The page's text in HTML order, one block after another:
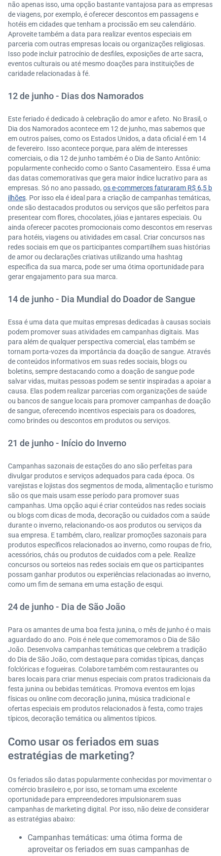
não apenas isso, uma opção bastante vantajosa para as empresas
de viagens, por exemplo, é oferecer descontos em passagens e
hotéis em cidades que tenham a procissão em seu calendário.
Aproveite também a data para realizar eventos especiais em
parceria com outras empresas locais ou organizações religiosas.
Isso pode incluir patrocínio de desfiles, exposições de arte sacra,
eventos culturais ou até mesmo doações para instituições de
caridade relacionadas à fé.
12 de junho - Dias dos Namorados
Este feriado é dedicado à celebração do amor e afeto. No Brasil, o
Dia dos Namorados acontece em 12 de junho, mas sabemos que
em outros países, como os Estados Unidos, a data oficial é em 14
de fevereiro. Isso acontece porque, para além de interesses
comerciais, o dia 12 de junho também é o Dia de Santo Antônio:
popularmente conhecido como o Santo Casamenteiro. Essa é uma
das datas comemorativas que gera maior índice lucrativo para as
empresas. Só no ano passado, ose-commercesfaturaram R$ 6,5 b
ilhões. Por isso ela é ideal para a criação de campanhas temáticas,
onde são destacados produtos ou serviços que são perfeitos para
presentear com flores, chocolates, jóias e jantares especiais. Ou
ainda oferecer pacotes promocionais como descontos em reservas
para hotéis, viagens ou atividades em casal. Criar concursos nas
redes sociais em que os participantes compartilhem suas histórias
de amor ou declarações criativas utilizando uma hashtag
específica da sua marca, pode ser uma ótima oportunidade para
gerar engajamento para sua marca.
14 de junho - Dia Mundial do Doador de Sangue
Essa é uma data que muitas empresas dedicadas à causas sociais
podem promover suas atividades em campanhas digitais. Mas
para além de qualquer perspectiva comercial, elas também se
tornam porta-vozes da importância da doação de sangue. Através
de conteúdos informativos em suas redes sociais, blogs ou
boletins, sempre destacando como a doação de sangue pode
salvar vidas, muitas pessoas podem se sentir inspiradas a apoiar a
causa. Elas podem realizar parcerias com organizações de saúde
ou bancos de sangue locais para promover campanhas de doação
de sangue, oferecendo incentivos especiais para os doadores,
como brindes ou descontos em produtos ou serviços.
21 de junho - Início do Inverno
Campanhas sazonais de estações do ano são perfeitas para
divulgar produtos e serviços adequados para cada época. Os
varejistas e lojistas dos segmentos de moda, alimentação e turismo
são os que mais usam esse período para promover suas
campanhas. Uma opção aqui é criar conteúdos nas redes sociais
ou blogs com dicas de moda, decoração ou cuidados com a saúde
durante o inverno, relacionando-os aos produtos ou serviços da
sua empresa. E também, claro, realizar promoções sazonais para
produtos específicos relacionados ao inverno, como roupas de frio,
acessórios, chás ou produtos de cuidados com a pele. Realize
concursos ou sorteios nas redes sociais em que os participantes
possam ganhar produtos ou experiências relacionadas ao inverno,
como um fim de semana em uma estação de esqui.
24 de junho - Dia de São João
Para os amantes de uma boa festa junina, o mês de junho é o mais
aguardado do ano. Pois é nele que comemoramos o Dia de São
João. Desenvolva campanhas temáticas que celebrem a tradição
do Dia de São João, com destaque para comidas típicas, danças
folclóricas e fogueiras. Colabore também com restaurantes ou
bares locais para criar menus especiais com pratos tradicionais da
festa junina ou bebidas temáticas. Promova eventos em lojas
físicas ou online com decoração junina, música tradicional e
ofertas especiais em produtos relacionados à festa, como trajes
típicos, decoração temática ou alimentos típicos.
Como usar os feriados em suas
estratégias de marketing?
Os feriados são datas popularmente conhecidas por movimentar o
comércio brasileiro e, por isso, se tornam uma excelente
oportunidade para empreendedores impulsionarem suas
campanhas de marketing digital. Por isso, não deixe de considerar
as estratégias abaixo:
Campanhas temáticas: uma ótima forma de
aproveitar os feriados em suas campanhas de